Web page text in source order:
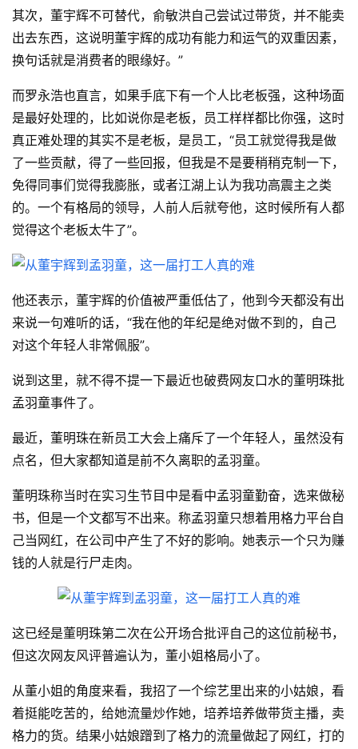
其次，董宇辉不可替代，俞敏洪自己尝试过带货，并不能卖
出去东西，这说明董宇辉的成功有能力和运气的双重因素，
换句话就是消费者的眼缘好。”
而罗永浩也直言，如果手底下有一个人比老板强，这种场面
是最好处理的，比如说你是老板，员工样样都比你强，这时
真正难处理的其实不是老板，是员工，“员工就觉得我是做
了一些贡献，得了一些回报，但我是不是要稍稍克制一下，
免得同事们觉得我膨胀，或者江湖上认为我功高震主之类
的。一个有格局的领导，人前人后就夸他，这时候所有人都
觉得这个老板太牛了”。
他还表示，董宇辉的价值被严重低估了，他到今天都没有出
来说一句难听的话，“我在他的年纪是绝对做不到的，自己
对这个年轻人非常佩服”。
说到这里，就不得不提一下最近也破费网友口水的董明珠批
孟羽童事件了。
最近，董明珠在新员工大会上痛斥了一个年轻人，虽然没有
点名，但大家都知道是前不久离职的孟羽童。
董明珠称当时在实习生节目中是看中孟羽童勤奋，选来做秘
书，但是一个文都写不出来。称孟羽童只想着用格力平台自
己当网红，在公司中产生了不好的影响。她表示一个只为赚
钱的人就是行尸走肉。
这已经是董明珠第二次在公开场合批评自己的这位前秘书，
但这次网友风评普遍认为，董小姐格局小了。
从董小姐的角度来看，我招了一个综艺里出来的小姑娘，看
着挺能吃苦的，给她流量炒作她，培养培养做带货主播，卖
格力的货。结果小姑娘蹭到了格力的流量做起了网红，打的